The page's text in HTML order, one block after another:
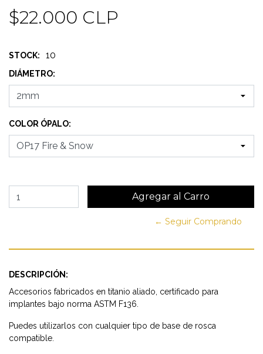
$22.000 CLP
STOCK: 10
DIÁMETRO:
COLOR ÓPALO:
← Seguir Comprando
DESCRIPCIÓN:
Accesorios fabricados en titanio aliado, certificado para
implantes bajo norma ASTM F136.
Puedes utilizarlos con cualquier tipo de base de rosca
compatible.